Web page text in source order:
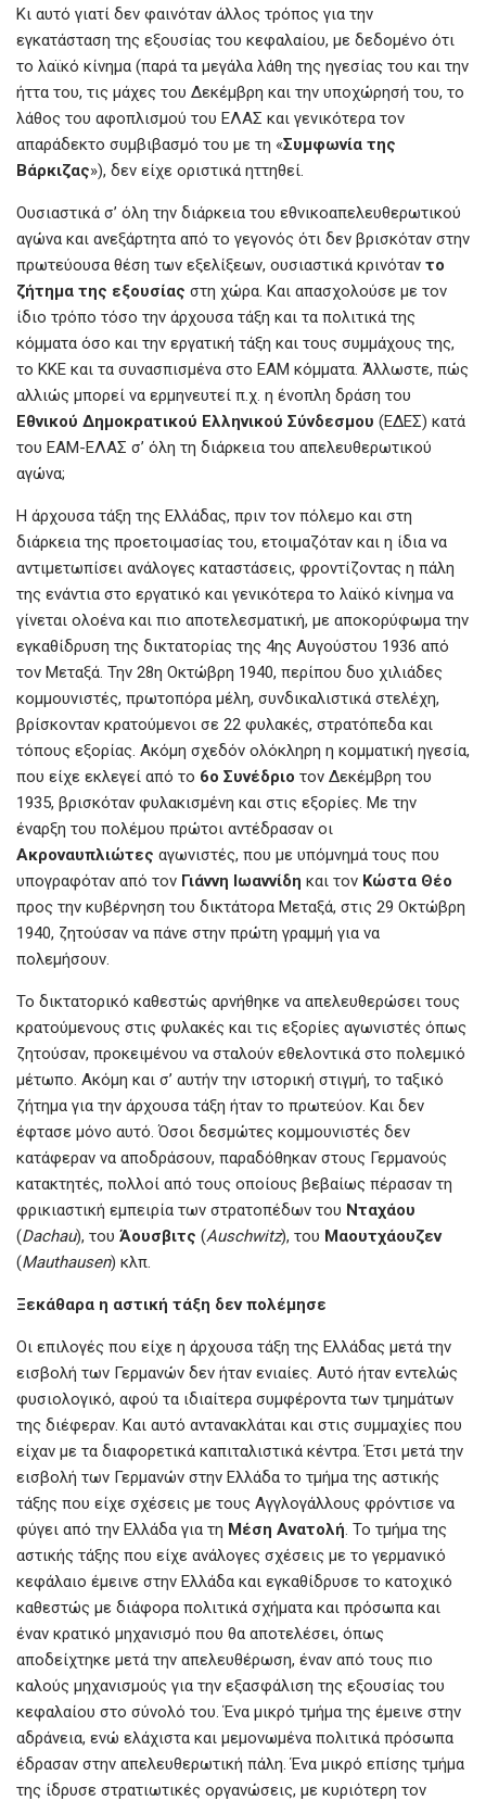
Κι αυτό γιατί δεν φαινόταν άλλος τρόπος για την
εγκατάσταση της εξουσίας του κεφαλαίου, με δεδομένο ότι
το λαϊκό κίνημα (παρά τα μεγάλα λάθη της ηγεσίας του και την
ήττα του, τις μάχες του Δεκέμβρη και την υποχώρησή του, το
λάθος του αφοπλισμού του ΕΛΑΣ και γενικότερα τον
απαράδεκτο συμβιβασμό του με τη «Συμφωνία της
Βάρκιζας»), δεν είχε οριστικά ηττηθεί.
Ουσιαστικά σ’ όλη την διάρκεια του εθνικοαπελευθερωτικού
αγώνα και ανεξάρτητα από το γεγονός ότι δεν βρισκόταν στην
πρωτεύουσα θέση των εξελίξεων, ουσιαστικά κρινόταν το
ζήτημα της εξουσίας στη χώρα. Και απασχολούσε με τον
ίδιο τρόπο τόσο την άρχουσα τάξη και τα πολιτικά της
κόμματα όσο και την εργατική τάξη και τους συμμάχους της,
το ΚΚΕ και τα συνασπισμένα στο ΕΑΜ κόμματα. Άλλωστε, πώς
αλλιώς μπορεί να ερμηνευτεί π.χ. η ένοπλη δράση του
Εθνικoύ Δημοκρατικού Ελληνικού Σύνδεσμου (ΕΔΕΣ) κατά
του ΕΑΜ-ΕΛΑΣ σ’ όλη τη διάρκεια του απελευθερωτικού
αγώνα;
Η άρχουσα τάξη της Ελλάδας, πριν τον πόλεμο και στη
διάρκεια της προετοιμασίας του, ετοιμαζόταν και η ίδια να
αντιμετωπίσει ανάλογες καταστάσεις, φροντίζοντας η πάλη
της ενάντια στο εργατικό και γενικότερα το λαϊκό κίνημα να
γίνεται ολοένα και πιο αποτελεσματική, με αποκορύφωμα την
εγκαθίδρυση της δικτατορίας της 4ης Αυγούστου 1936 από
τον Μεταξά. Την 28η Οκτώβρη 1940, περίπου δυο χιλιάδες
κομμουνιστές, πρωτοπόρα μέλη, συνδικαλιστικά στελέχη,
βρίσκονταν κρατούμενοι σε 22 φυλακές, στρατόπεδα και
τόπους εξορίας. Ακόμη σχεδόν ολόκληρη η κομματική ηγεσία,
που είχε εκλεγεί από το 6ο Συνέδριο τον Δεκέμβρη του
1935, βρισκόταν φυλακισμένη και στις εξορίες. Με την
έναρξη του πολέμου πρώτοι αντέδρασαν οι
Ακροναυπλιώτες αγωνιστές, που με υπόμνημά τους που
υπογραφόταν από τον Γιάννη Ιωαννίδη και τον Κώστα Θέο
προς την κυβέρνηση του δικτάτορα Μεταξά, στις 29 Οκτώβρη
1940, ζητούσαν να πάνε στην πρώτη γραμμή για να
πολεμήσουν.
Το δικτατορικό καθεστώς αρνήθηκε να απελευθερώσει τους
κρατούμενους στις φυλακές και τις εξορίες αγωνιστές όπως
ζητούσαν, προκειμένου να σταλούν εθελοντικά στο πολεμικό
μέτωπο. Ακόμη και σ’ αυτήν την ιστορική στιγμή, το ταξικό
ζήτημα για την άρχουσα τάξη ήταν το πρωτεύον. Και δεν
έφτασε μόνο αυτό. Όσοι δεσμώτες κομμουνιστές δεν
κατάφεραν να αποδράσουν, παραδόθηκαν στους Γερμανούς
κατακτητές, πολλοί από τους οποίους βεβαίως πέρασαν τη
φρικιαστική εμπειρία των στρατοπέδων του Νταχάου
(Dachau), του Άουσβιτς (Auschwitz), του Μαουτχάουζεν
(Mauthausen) κλπ.
Ξεκάθαρα η αστική τάξη δεν πολέμησε
Οι επιλογές που είχε η άρχουσα τάξη της Ελλάδας μετά την
εισβολή των Γερμανών δεν ήταν ενιαίες. Αυτό ήταν εντελώς
φυσιολογικό, αφού τα ιδιαίτερα συμφέροντα των τμημάτων
της διέφεραν. Και αυτό αντανακλάται και στις συμμαχίες που
είχαν με τα διαφορετικά καπιταλιστικά κέντρα. Έτσι μετά την
εισβολή των Γερμανών στην Ελλάδα το τμήμα της αστικής
τάξης που είχε σχέσεις με τους Αγγλογάλλους φρόντισε να
φύγει από την Ελλάδα για τη Μέση Ανατολή. Το τμήμα της
αστικής τάξης που είχε ανάλογες σχέσεις με το γερμανικό
κεφάλαιο έμεινε στην Ελλάδα και εγκαθίδρυσε το κατοχικό
καθεστώς με διάφορα πολιτικά σχήματα και πρόσωπα και
έναν κρατικό μηχανισμό που θα αποτελέσει, όπως
αποδείχτηκε μετά την απελευθέρωση, έναν από τους πιο
καλούς μηχανισμούς για την εξασφάλιση της εξουσίας του
κεφαλαίου στο σύνολό του. Ένα μικρό τμήμα της έμεινε στην
αδράνεια, ενώ ελάχιστα και μεμονωμένα πολιτικά πρόσωπα
έδρασαν στην απελευθερωτική πάλη. Ένα μικρό επίσης τμήμα
της ίδρυσε στρατιωτικές οργανώσεις, με κυριότερη τον